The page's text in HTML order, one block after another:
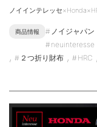
ノイインテレッセ
商品情報 ノイジャパン
neuinteresse
, ２つ折り財布 , HRC